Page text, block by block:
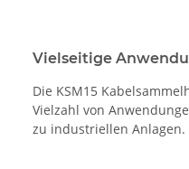
Vielseitige
Die KSM15
Vielzahl von
zu industriellen Anlagen.